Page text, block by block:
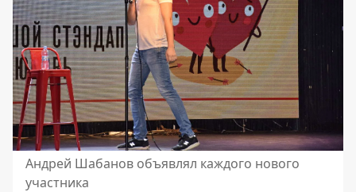
Андрей Шабанов объявлял каждого нового
участника